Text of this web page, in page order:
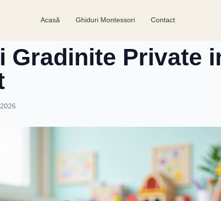
Acasă Ghiduri Montessori Contact
Gradinite Private